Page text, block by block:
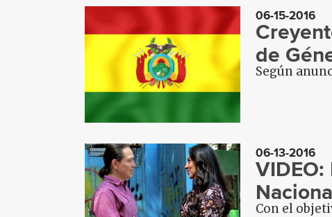
06-15-2016
de
Según
06-13-2016
Con el